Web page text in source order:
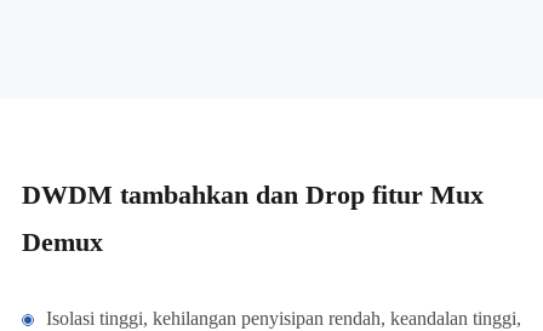
DWDM tambahkan dan Drop fitur Mux
Demux
Isolasi tinggi, kehilangan penyisipan rendah, keandalan tinggi,